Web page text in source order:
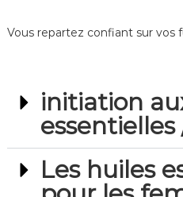
Vous repartez confiant sur vos
initiation
Les huiles